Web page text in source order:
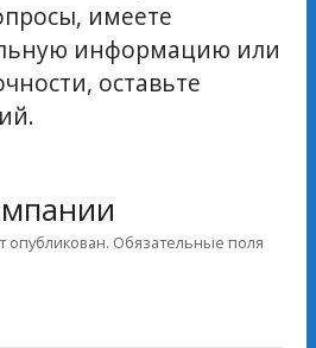
имеете
информацию или
оставьте
опубликован. Обязательные поля